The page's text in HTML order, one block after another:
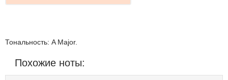
Тональность: A Major.
Похожие ноты: